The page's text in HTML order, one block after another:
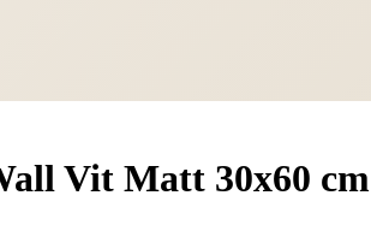
Vit Matt 30x60 cm